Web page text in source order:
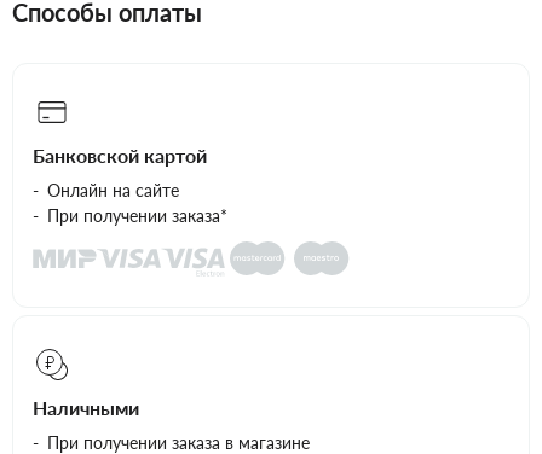
Способы оплаты
Банковской картой
Онлайн на сайте
При получении заказа*
Наличными
При получении заказа в магазине